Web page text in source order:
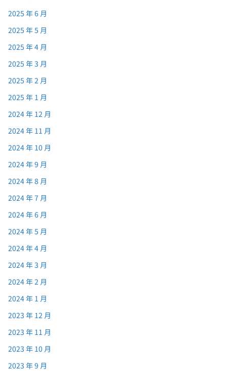
2025 年 6 月
2025 年 5 月
2025 年 4 月
2025 年 3 月
2025 年 2 月
2025 年 1 月
2024 年 12 月
2024 年 11 月
2024 年 10 月
2024 年 9 月
2024 年 8 月
2024 年 7 月
2024 年 6 月
2024 年 5 月
2024 年 4 月
2024 年 3 月
2024 年 2 月
2024 年 1 月
2023 年 12 月
2023 年 11 月
2023 年 10 月
2023 年 9 月